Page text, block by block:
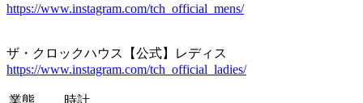
https://www.instagram.com/tch_official_mens/
ザ・クロックハウス【公式】レディス
https://www.instagram.com/tch_official_ladies/
業態
時計